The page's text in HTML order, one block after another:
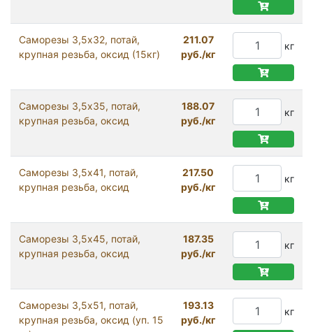
Саморезы 3,5x32, потай,
крупная резьба, оксид (15кг)
211.07
руб./кг
кг
Саморезы 3,5x35, потай,
крупная резьба, оксид
188.07
руб./кг
кг
Саморезы 3,5x41, потай,
крупная резьба, оксид
217.50
руб./кг
кг
Саморезы 3,5x45, потай,
крупная резьба, оксид
187.35
руб./кг
кг
Саморезы 3,5x51, потай,
крупная резьба, оксид (уп. 15
193.13
руб./кг
кг